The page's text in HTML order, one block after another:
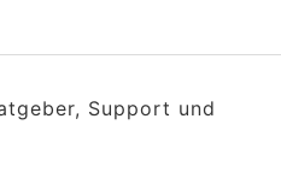
Support und